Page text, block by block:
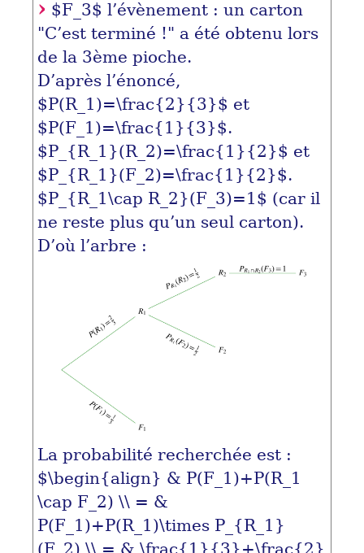
$F_3$ l’évènement : un carton
"C’est terminé !" a été obtenu lors
de la 3ème pioche.
D’après l’énoncé,
$P(R_1)=\frac{2}{3}$ et
$P(F_1)=\frac{1}{3}$.
$P_{R_1}(R_2)=\frac{1}{2}$ et
$P_{R_1}(F_2)=\frac{1}{2}$.
$P_{R_1\cap R_2}(F_3)=1$ (car il
ne reste plus qu’un seul carton).
D’où l’arbre :
La probabilité recherchée est :
$\begin{align} & P(F_1)+P(R_1
\cap F_2) \\ = &
P(F_1)+P(R_1)\times P_{R_1}
(F_2) \\ = & \frac{1}{3}+\frac{2}